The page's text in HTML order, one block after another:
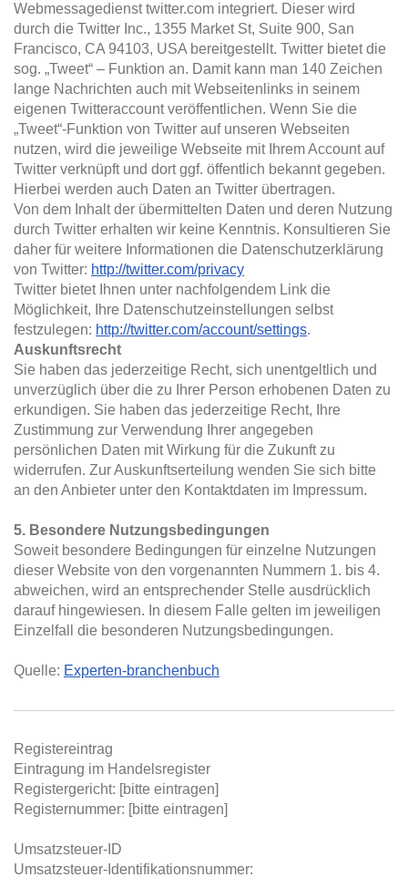
Webmessagedienst twitter.com integriert. Dieser wird
durch die Twitter Inc., 1355 Market St, Suite 900, San
Francisco, CA 94103, USA bereitgestellt. Twitter bietet die
sog. „Tweet“ – Funktion an. Damit kann man 140 Zeichen
lange Nachrichten auch mit Webseitenlinks in seinem
eigenen Twitteraccount veröffentlichen. Wenn Sie die
„Tweet“-Funktion von Twitter auf unseren Webseiten
nutzen, wird die jeweilige Webseite mit Ihrem Account auf
Twitter verknüpft und dort ggf. öffentlich bekannt gegeben.
Hierbei werden auch Daten an Twitter übertragen.
Von dem Inhalt der übermittelten Daten und deren Nutzung
durch Twitter erhalten wir keine Kenntnis. Konsultieren Sie
daher für weitere Informationen die Datenschutzerklärung
von Twitter: http://twitter.com/privacy
Twitter bietet Ihnen unter nachfolgendem Link die
Möglichkeit, Ihre Datenschutzeinstellungen selbst
festzulegen: http://twitter.com/account/settings.
Auskunftsrecht
Sie haben das jederzeitige Recht, sich unentgeltlich und
unverzüglich über die zu Ihrer Person erhobenen Daten zu
erkundigen. Sie haben das jederzeitige Recht, Ihre
Zustimmung zur Verwendung Ihrer angegeben
persönlichen Daten mit Wirkung für die Zukunft zu
widerrufen. Zur Auskunftserteilung wenden Sie sich bitte
an den Anbieter unter den Kontaktdaten im Impressum.
5. Besondere Nutzungsbedingungen
Soweit besondere Bedingungen für einzelne Nutzungen
dieser Website von den vorgenannten Nummern 1. bis 4.
abweichen, wird an entsprechender Stelle ausdrücklich
darauf hingewiesen. In diesem Falle gelten im jeweiligen
Einzelfall die besonderen Nutzungsbedingungen.
Quelle: Experten-branchenbuch
Registereintrag
Eintragung im Handelsregister
Registergericht: [bitte eintragen]
Registernummer: [bitte eintragen]
Umsatzsteuer-ID
Umsatzsteuer-Identifikationsnummer: